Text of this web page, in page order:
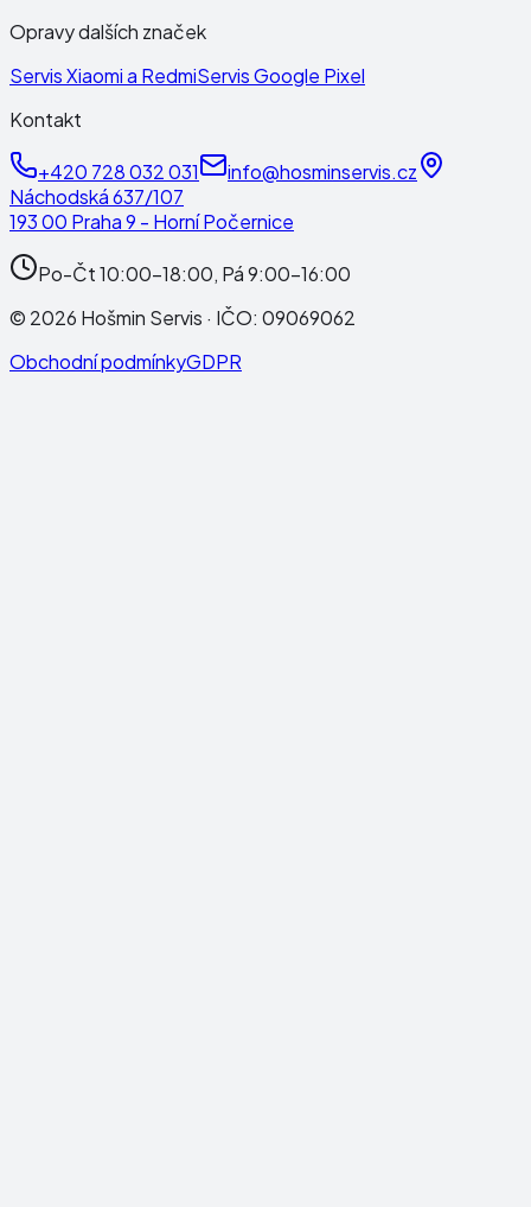
Opravy dalších značek
Servis Xiaomi a RedmiServis Google Pixel
Kontakt
+420 728 032 031
info@hosminservis.cz
Náchodská 637/107
193 00 Praha 9 - Horní Počernice
Po-Čt 10:00-18:00, Pá 9:00-16:00
© 2026 Hošmin Servis · IČO: 09069062
Obchodní podmínkyGDPR